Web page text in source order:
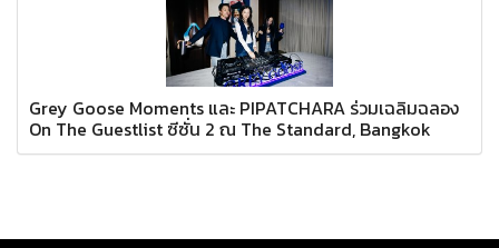
Grey Goose Moments และ PIPATCHARA ร่วมเฉลิมฉลอง
On The Guestlist ซีซั่น 2 ณ The Standard, Bangkok